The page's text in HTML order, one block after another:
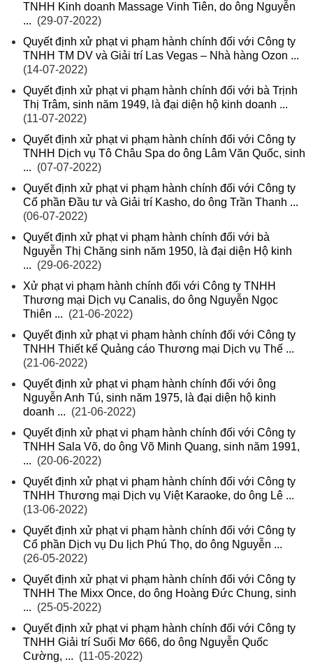
TNHH Kinh doanh Massage Vinh Tiên, do ông Nguyễn
... (29-07-2022)
Quyết định xử phạt vi phạm hành chính đối với Công ty
TNHH TM DV và Giải trí Las Vegas – Nhà hàng Ozon ...
(14-07-2022)
Quyết định xử phạt vi phạm hành chính đối với bà Trịnh
Thị Trâm, sinh năm 1949, là đại diện hộ kinh doanh ...
(11-07-2022)
Quyết định xử phạt vi phạm hành chính đối với Công ty
TNHH Dịch vụ Tô Châu Spa do ông Lâm Văn Quốc, sinh
... (07-07-2022)
Quyết định xử phạt vi phạm hành chính đối với Công ty
Cổ phần Đầu tư và Giải trí Kasho, do ông Trần Thanh ...
(06-07-2022)
Quyết định xử phạt vi phạm hành chính đối với bà
Nguyễn Thị Chăng sinh năm 1950, là đại diện Hộ kinh
... (29-06-2022)
Xử phạt vi phạm hành chính đối với Công ty TNHH
Thương mại Dịch vụ Canalis, do ông Nguyễn Ngọc
Thiên ... (21-06-2022)
Quyết định xử phạt vi phạm hành chính đối với Công ty
TNHH Thiết kế Quảng cáo Thương mại Dịch vụ Thế ...
(21-06-2022)
Quyết định xử phạt vi phạm hành chính đối với ông
Nguyễn Anh Tú, sinh năm 1975, là đại diện hộ kinh
doanh ... (21-06-2022)
Quyết định xử phạt vi phạm hành chính đối với Công ty
TNHH Sala Võ, do ông Võ Minh Quang, sinh năm 1991,
... (20-06-2022)
Quyết định xử phạt vi phạm hành chính đối với Công ty
TNHH Thương mại Dịch vụ Việt Karaoke, do ông Lê ...
(13-06-2022)
Quyết định xử phạt vi phạm hành chính đối với Công ty
Cổ phần Dịch vụ Du lịch Phú Thọ, do ông Nguyễn ...
(26-05-2022)
Quyết định xử phạt vi phạm hành chính đối với Công ty
TNHH The Mixx Once, do ông Hoàng Đức Chung, sinh
... (25-05-2022)
Quyết định xử phạt vi phạm hành chính đối với Công ty
TNHH Giải trí Suối Mơ 666, do ông Nguyễn Quốc
Cường, ... (11-05-2022)